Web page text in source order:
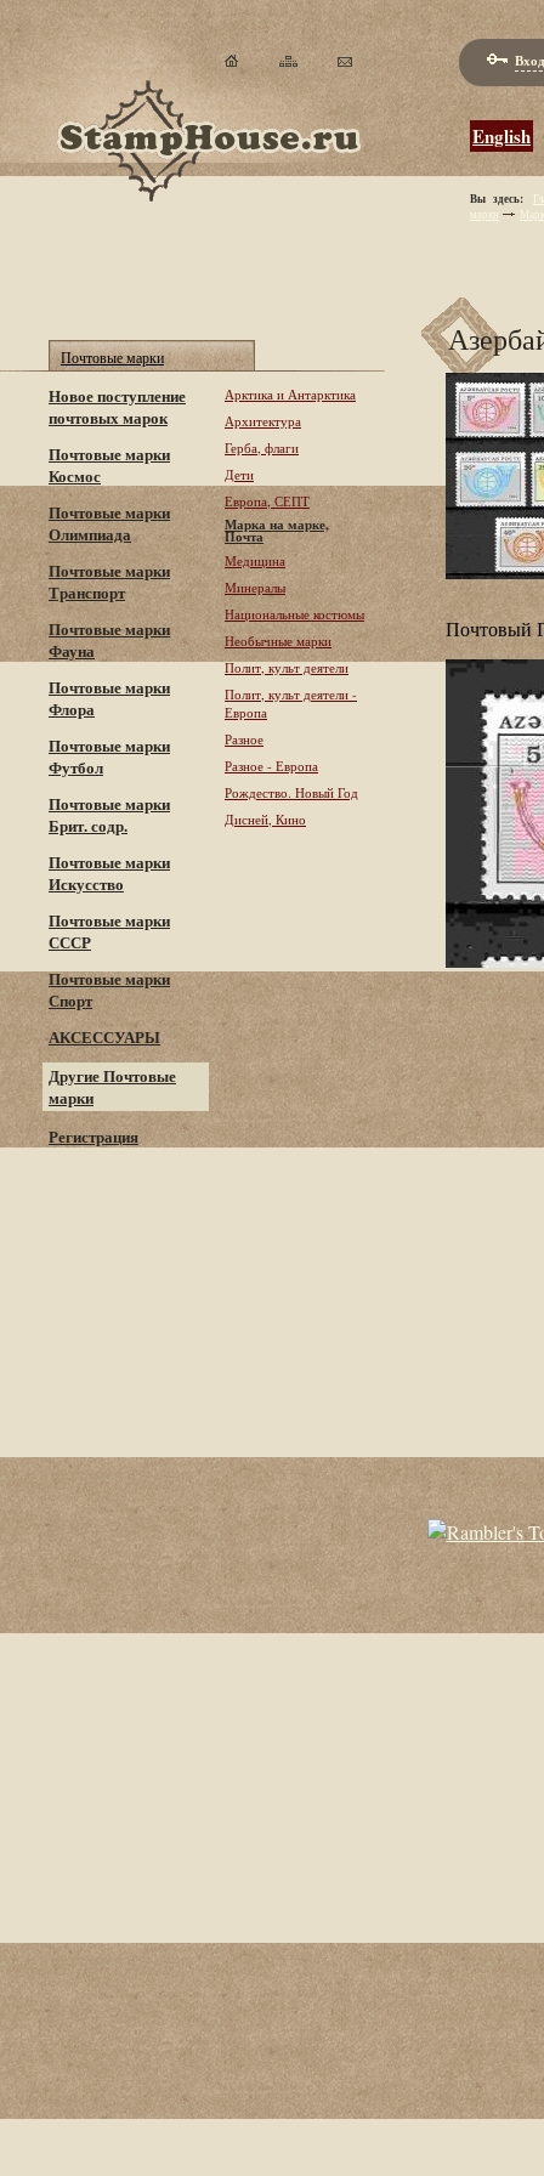
English
Вы здесь:
марки
Почтовые марки
Новое поступление
почтовых марок
Почтовые марки
Космос
Почтовые марки
Олимпиада
Почтовые марки
Транспорт
Почтовые марки
Фауна
Почтовые марки
Флора
Почтовые марки
Футбол
Почтовые марки
Брит. содр.
Почтовые марки
Искусство
Почтовые марки
СССР
Почтовые марки
Спорт
АКСЕССУАРЫ
Другие Почтовые
марки
Регистрация
Арктика и Антарктика
Архитектура
Герба, флаги
Дети
Европа, СЕПТ
Марка на марке,
Почта
Медицина
Минералы
Национальные костюмы
Необычные марки
Полит, культ деятели
Полит, культ деятели -
Европа
Разное
Разное - Европа
Рождество. Новый Год
Дисней, Кино
Почтовый